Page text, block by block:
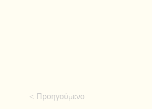
< Προηγούμενο